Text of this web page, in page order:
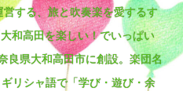
する、旅と吹奏楽を愛するす
和高田を楽しい！でいっぱい
良県大和高田市に創設。楽団名
リシャ語で「学び・遊び・余